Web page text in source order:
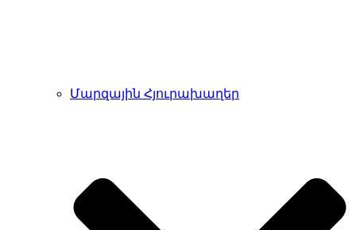
Մարզային Հյուրախաղեր